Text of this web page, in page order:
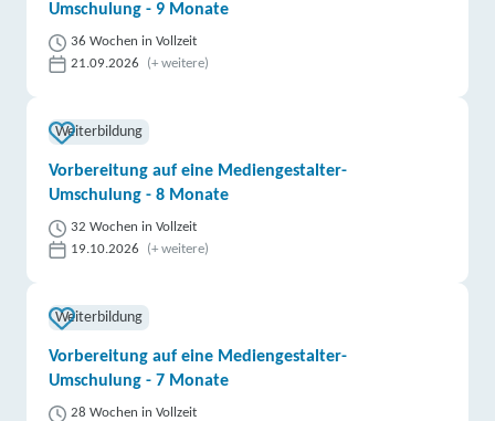
Umschulung - 9 Monate
36 Wochen in Vollzeit
21.09.2026
(+ weitere)
Weiterbildung
Vorbereitung auf eine Mediengestalter-
Umschulung - 8 Monate
32 Wochen in Vollzeit
19.10.2026
(+ weitere)
Weiterbildung
Vorbereitung auf eine Mediengestalter-
Umschulung - 7 Monate
28 Wochen in Vollzeit